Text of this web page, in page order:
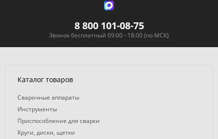
8 800 101-08-75
Звонок бесплатный 09:00 - 18:00 (по МСК)
Каталог товаров
Сварочные аппараты
Инструменты
Приспособление для сварки
Круги, диски, щетки